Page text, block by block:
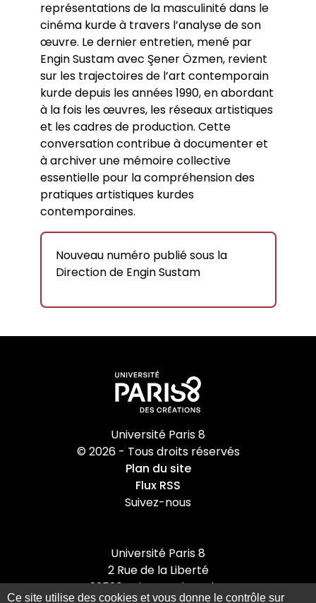
représentations de la masculinité dans le
cinéma kurde à travers l’analyse de son
œuvre. Le dernier entretien, mené par
Engin Sustam avec Şener Özmen, revient
sur les trajectoires de l’art contemporain
kurde depuis les années 1990, en abordant
à la fois les œuvres, les réseaux artistiques
et les cadres de production. Cette
conversation contribue à documenter et
à archiver une mémoire collective
essentielle pour la compréhension des
pratiques artistiques kurdes
contemporaines.
Nouveau numéro publié sous la
Direction de Engin Sustam
Université Paris 8
© 2026 - Tous droits réservés
Plan du site
Flux RSS
Suivez-nous
Université Paris 8
2 Rue de la Liberté
93526 Saint-Denis cedex
Ce site utilise des cookies et vous donne le contrôle sur